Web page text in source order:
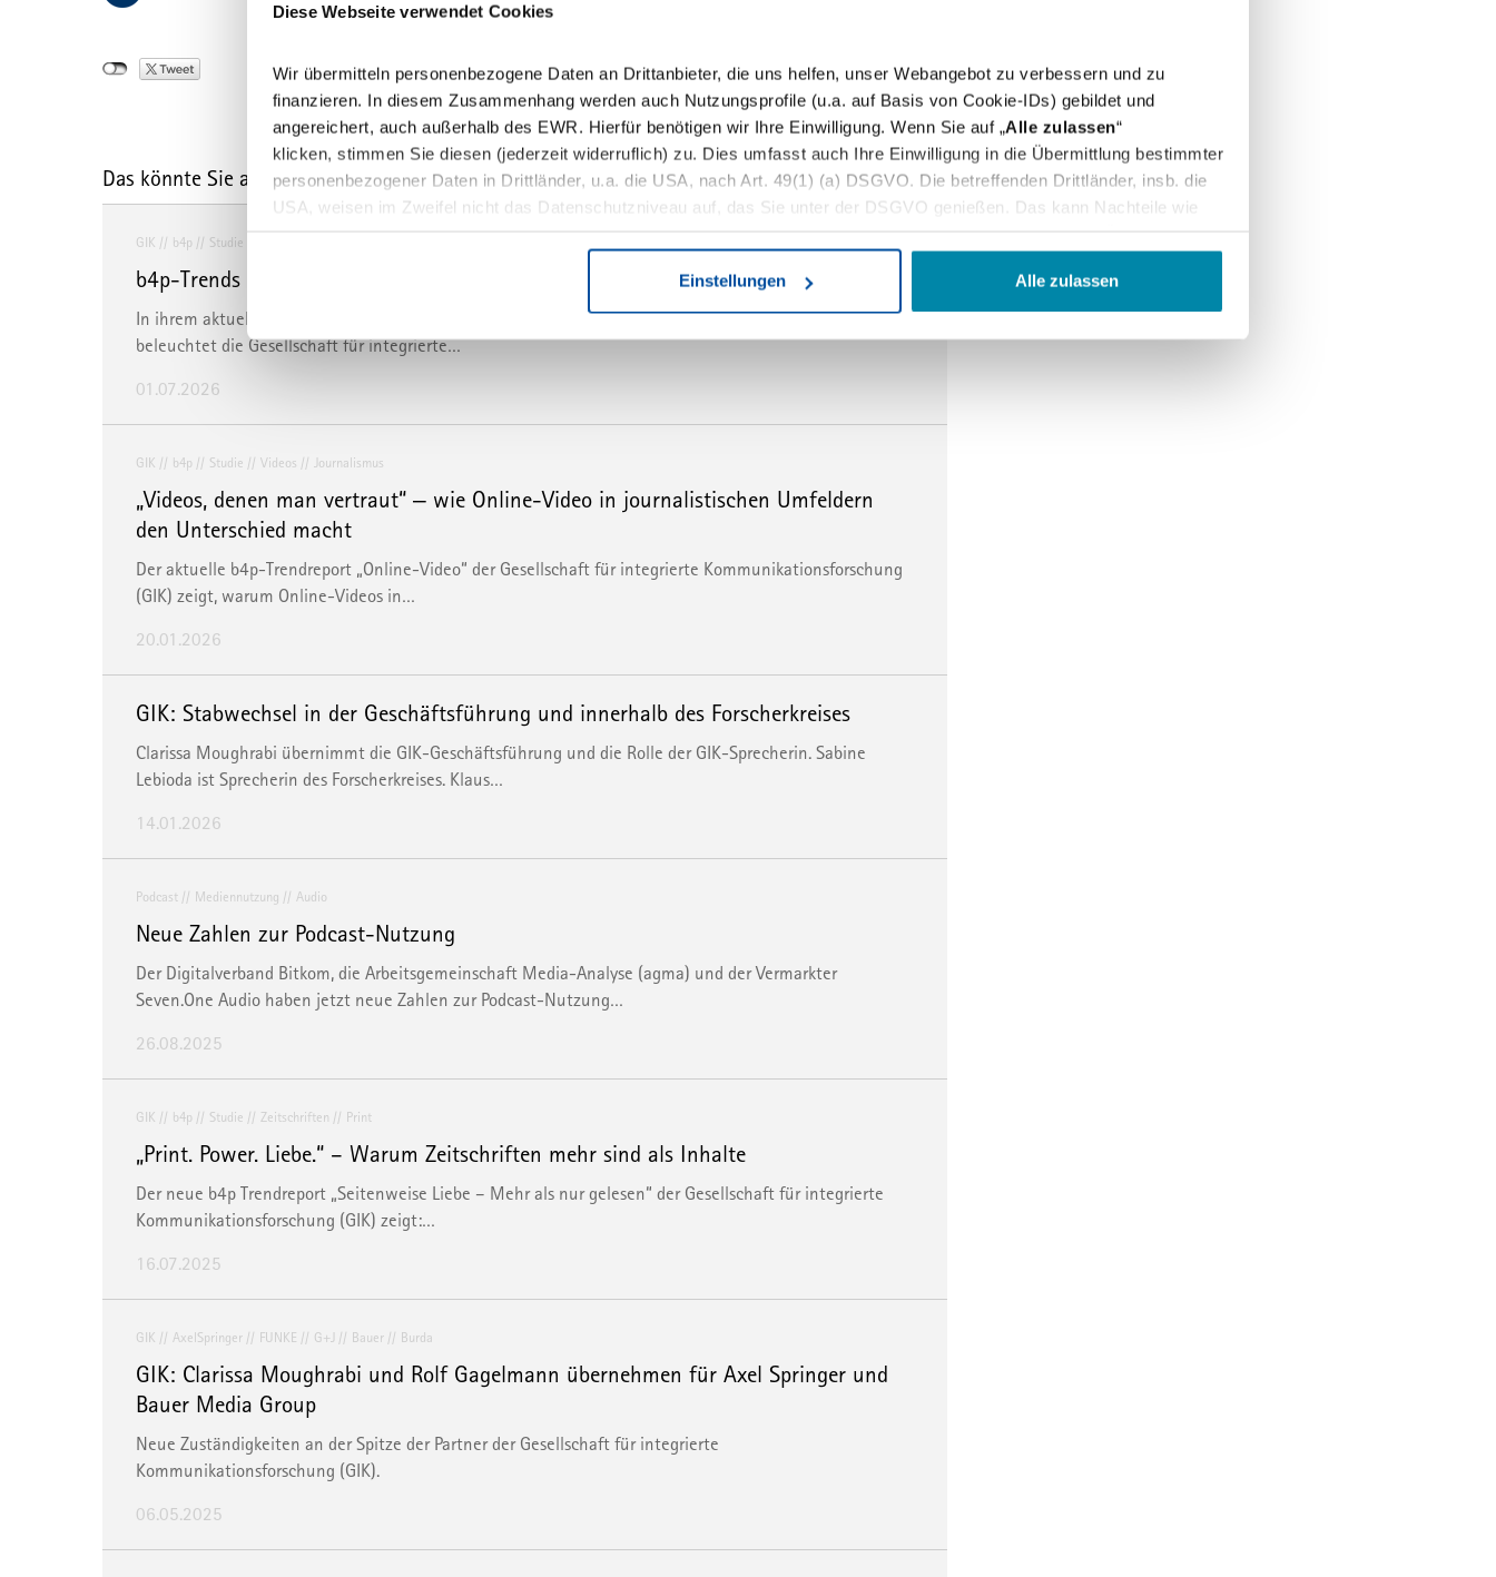
Diese Webseite verwendet Cookies
Wir übermitteln personenbezogene Daten an Drittanbieter, die uns helfen, unser Webangebot zu verbessern und zu
finanzieren. In diesem Zusammenhang werden auch Nutzungsprofile (u.a. auf Basis von Cookie-IDs) gebildet und
angereichert, auch außerhalb des EWR. Hierfür benötigen wir Ihre Einwilligung. Wenn Sie auf „Alle zulassen“
klicken, stimmen Sie diesen (jederzeit widerruflich) zu. Dies umfasst auch Ihre Einwilligung in die Übermittlung bestimmter
personenbezogener Daten in Drittländer, u.a. die USA, nach Art. 49(1) (a) DSGVO. Die betreffenden Drittländer, insb. die
USA, weisen im Zweifel nicht das Datenschutzniveau auf, das Sie unter der DSGVO genießen. Das kann Nachteile wie
eine erschwerte Durchsetzung von Betroffenenrechten, eine fehlende Kontrolle der Weiterverarbeitung und Übermittlung
Überwachungszwecken bedeuten, ohne dass Ihnen Rechtsbehelfe dagegen zustehen. Unter "
Einstellungen" können Sie
Ihre Einstellungen ändern oder die Datenverarbeitung ablehnen.
Einstellungen Alle zulassen
Newsletter
Das könnte Sie auch interessieren
GIK b4p Studie
b4p-Trends Nachrichtenmedien: Good News für journalistische Formate
In ihrem aktuellen b4p-Trendreport „News im Wandel – Wie sich der Nachrichtenalltag verändert“
beleuchtet die Gesellschaft für integrierte…
01.07.2026
GIK b4p Studie Videos Journalismus
„Videos, denen man vertraut“ ‒ wie Online-Video in journalistischen Umfeldern
den Unterschied macht
Der aktuelle b4p-Trendreport „Online-Video“ der Gesellschaft für integrierte Kommunikationsforschung
(GIK) zeigt, warum Online-Videos in…
20.01.2026
GIK: Stabwechsel in der Geschäftsführung und innerhalb des Forscherkreises
Clarissa Moughrabi übernimmt die GIK-Geschäftsführung und die Rolle der GIK-Sprecherin. Sabine
Lebioda ist Sprecherin des Forscherkreises. Klaus…
14.01.2026
Podcast Mediennutzung Audio
Neue Zahlen zur Podcast-Nutzung
Der Digitalverband Bitkom, die Arbeitsgemeinschaft Media-Analyse (agma) und der Vermarkter
Seven.One Audio haben jetzt neue Zahlen zur Podcast-Nutzung…
26.08.2025
GIK b4p Studie Zeitschriften Print
„Print. Power. Liebe.“ – Warum Zeitschriften mehr sind als Inhalte
Der neue b4p Trendreport „Seitenweise Liebe – Mehr als nur gelesen“ der Gesellschaft für integrierte
Kommunikationsforschung (GIK) zeigt:…
16.07.2025
GIK AxelSpringer FUNKE G+J Bauer Burda
GIK: Clarissa Moughrabi und Rolf Gagelmann übernehmen für Axel Springer und
Bauer Media Group
Neue Zuständigkeiten an der Spitze der Partner der Gesellschaft für integrierte
Kommunikationsforschung (GIK).
06.05.2025